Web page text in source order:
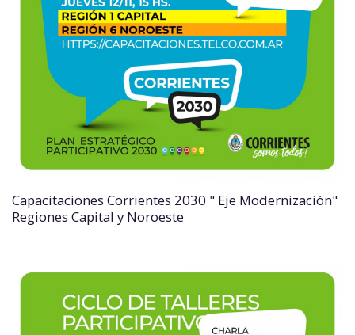
Capacitaciones Corrientes 2030 " Eje Modernización"
Regiones Capital y Noroeste